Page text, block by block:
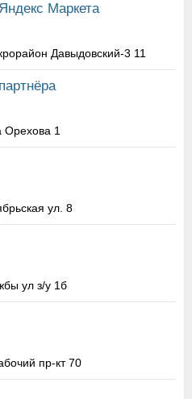
Маркета
Давыдовский-3 11
Орехова 1
ул. 8
ул з/у 1б
пр-кт 70